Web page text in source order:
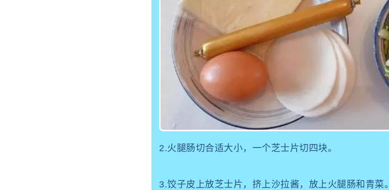
2.火腿肠切合适大小，一个芝士片切四块。
3.饺子皮上放芝士片，挤上沙拉酱，放上火腿肠和青菜。